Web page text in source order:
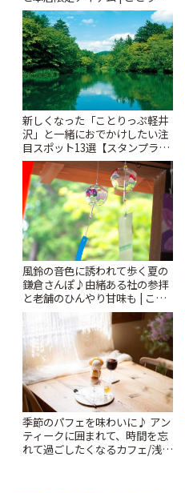
ぷ
新しくなった「ことりっぷ軽井
沢」と一緒におでかけしたい注
目スポット13選【スタンプラリ
ー開催中】 | ことりっぷ
風鈴の音色に誘われて歩く夏の
鎌倉さんぽ♪由緒ある社の参拝
と老舗のひんやり甘味も | こと
りっぷ
季節のパフェを味わいに♪ アン
ティークに囲まれて、時間を忘
れて過ごしたくなるカフェ/浅草